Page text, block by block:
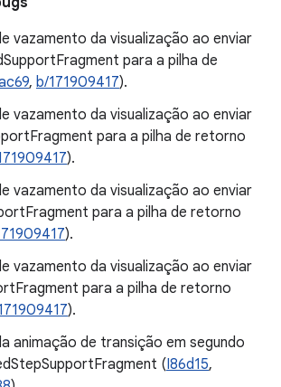
vazamento da visualização ao enviar
para a pilha de
, b/171909417).
vazamento da visualização ao enviar
para a pilha de retorno
).
vazamento da visualização ao enviar
para a pilha de retorno
).
vazamento da visualização ao enviar
para a pilha de retorno
).
animação de transição em segundo
(I86d15,